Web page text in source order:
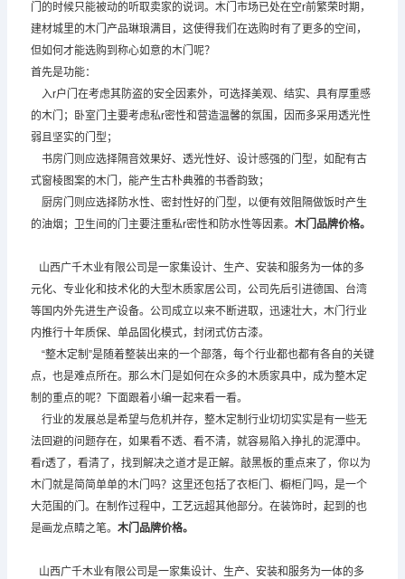
门的时候只能被动的听取卖家的说词。木门市场已处在空r前繁荣时期，
建材城里的木门产品琳琅满目，这使得我们在选购时有了更多的空间，
但如何才能选购到称心如意的木门呢？
首先是功能：
入r户门在考虑其防盗的安全因素外，可选择美观、结实、具有厚重感
的木门；卧室门主要考虑私r密性和营造温馨的氛围，因而多采用透光性
弱且坚实的门型；
书房门则应选择隔音效果好、透光性好、设计感强的门型，如配有古
式窗棱图案的木门，能产生古朴典雅的书香韵致；
厨房门则应选择防水性、密封性好的门型，以便有效阻隔做饭时产生
的油烟；卫生间的门主要注重私r密性和防水性等因素。 木门品牌价格。
山西广千木业有限公司是一家集设计、生产、安装和服务为一体的多
元化、专业化和技术化的大型木质家居公司，公司先后引进德国、台湾
等国内外先进生产设备。公司成立以来不断进取，迅速壮大，木门行业
内推行十年质保、单品固化模式，封闭式仿古漆。
“整木定制”是随着整装出来的一个部落，每个行业都也都有各自的关键
点，也是难点所在。那么木门是如何在众多的木质家具中，成为整木定
制的重点的呢？下面跟着小编一起来看一看。
行业的发展总是希望与危机并存，整木定制行业切切实实是有一些无
法回避的问题存在，如果看不透、看不清，就容易陷入挣扎的泥潭中。
看r透了，看清了，找到解决之道才是正解。敲黑板的重点来了，你以为
木门就是简简单单的木门吗？这里还包括了衣柜门、橱柜门吗，是一个
大范围的门。在制作过程中，工艺远超其他部分。在装饰时，起到的也
是画龙点睛之笔。 木门品牌价格。
山西广千木业有限公司是一家集设计、生产、安装和服务为一体的多